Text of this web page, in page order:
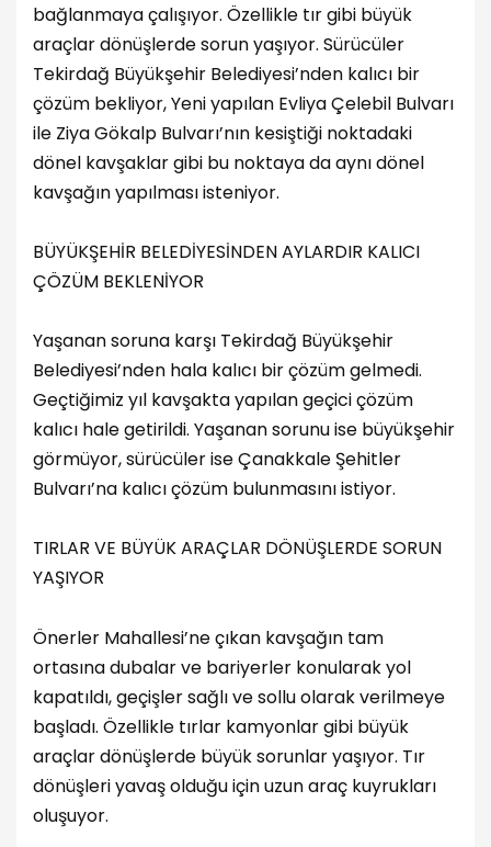
bağlanmaya çalışıyor. Özellikle tır gibi büyük
araçlar dönüşlerde sorun yaşıyor. Sürücüler
Tekirdağ Büyükşehir Belediyesi’nden kalıcı bir
çözüm bekliyor, Yeni yapılan Evliya Çelebil Bulvarı
ile Ziya Gökalp Bulvarı’nın kesiştiği noktadaki
dönel kavşaklar gibi bu noktaya da aynı dönel
kavşağın yapılması isteniyor.
BÜYÜKŞEHİR BELEDİYESİNDEN AYLARDIR KALICI
ÇÖZÜM BEKLENİYOR
Yaşanan soruna karşı Tekirdağ Büyükşehir
Belediyesi’nden hala kalıcı bir çözüm gelmedi.
Geçtiğimiz yıl kavşakta yapılan geçici çözüm
kalıcı hale getirildi. Yaşanan sorunu ise büyükşehir
görmüyor, sürücüler ise Çanakkale Şehitler
Bulvarı’na kalıcı çözüm bulunmasını istiyor.
TIRLAR VE BÜYÜK ARAÇLAR DÖNÜŞLERDE SORUN
YAŞIYOR
Önerler Mahallesi’ne çıkan kavşağın tam
ortasına dubalar ve bariyerler konularak yol
kapatıldı, geçişler sağlı ve sollu olarak verilmeye
başladı. Özellikle tırlar kamyonlar gibi büyük
araçlar dönüşlerde büyük sorunlar yaşıyor. Tır
dönüşleri yavaş olduğu için uzun araç kuyrukları
oluşuyor.